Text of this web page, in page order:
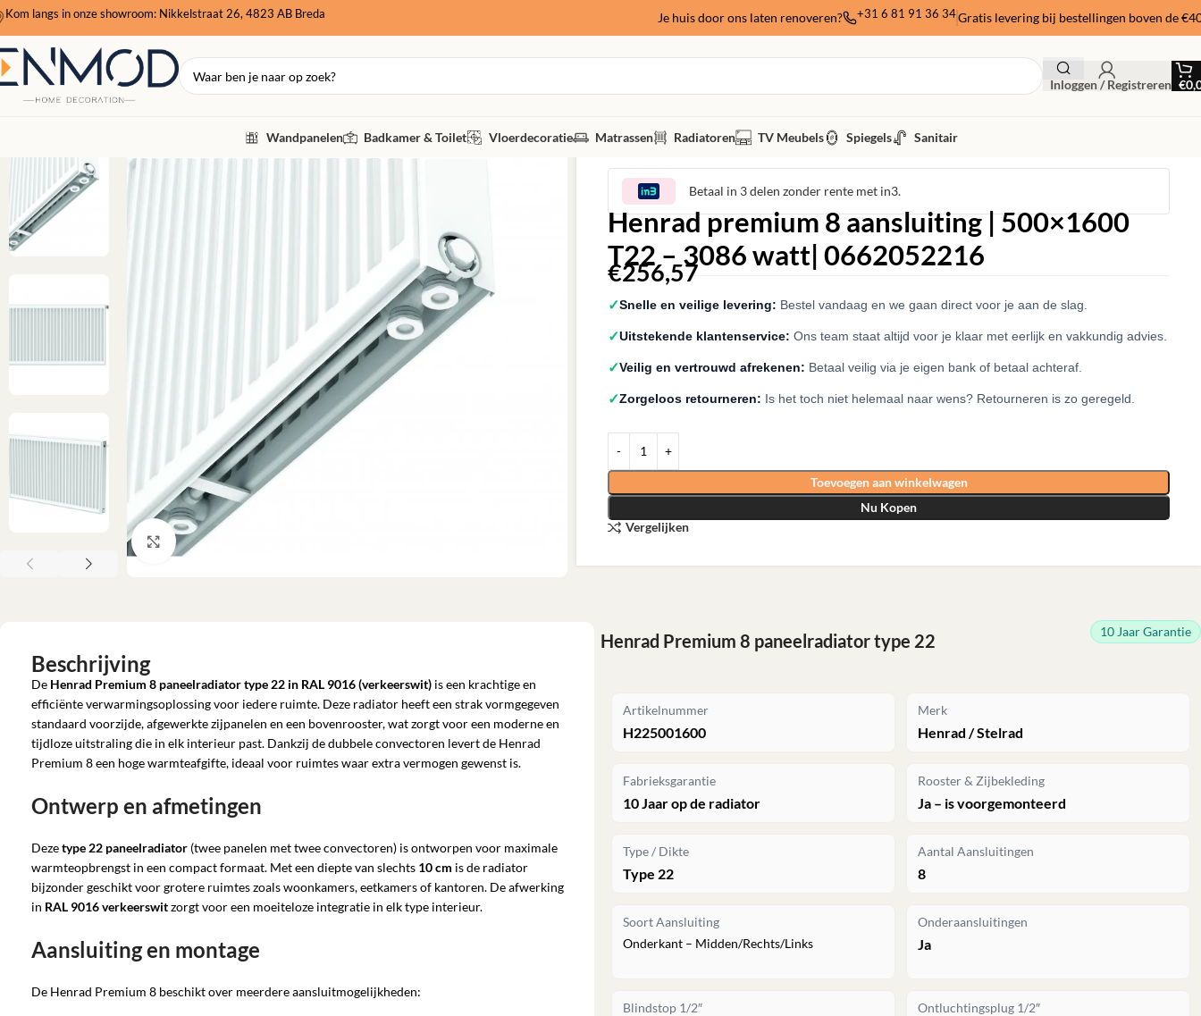
Kom langs in onze showroom: Nikkelstraat 26, 4823 AB Breda Je huis door ons laten renoveren? +31 6 81 91 36 34Gratis levering bij bestellingen boven de
Inloggen / Registreren €
Wandpanelen Badkamer & Toilet Vloerdecoratie Matrassen Radiatoren TV Meubels Spiegels Sanitair
Klik om te vergroten
Betaal in 3 delen zonder rente met in3.
Henrad premium 8 aansluiting | 500×1600
T22 – 3086 watt| 0662052216
€256,57
✓Snelle en veilige levering: Bestel vandaag en we gaan direct voor je aan de slag.
✓Uitstekende klantenservice: Ons team staat altijd voor je klaar met eerlijk en vakkundig advies.
✓Veilig en vertrouwd afrekenen: Betaal veilig via je eigen bank of betaal achteraf.
✓Zorgeloos retourneren: Is het toch niet helemaal naar wens? Retourneren is zo geregeld.
Toevoegen aan winkelwagen
Nu Kopen
Vergelijken
Beschrijving
De Henrad Premium 8 paneelradiator type 22 in RAL 9016 (verkeerswit) is een krachtige en
efficiënte verwarmingsoplossing voor iedere ruimte. Deze radiator heeft een strak vormgegeven
standaard voorzijde, afgewerkte zijpanelen en een bovenrooster, wat zorgt voor een moderne en
tijdloze uitstraling die in elk interieur past. Dankzij de dubbele convectoren levert de Henrad
Premium 8 een hoge warmteafgifte, ideaal voor ruimtes waar extra vermogen gewenst is.
Ontwerp en afmetingen
Dezetype 22 paneelradiator (twee panelen met twee convectoren) is ontworpen voor maximale
warmteopbrengst in een compact formaat. Met een diepte van slechts 10 cm is de radiator
bijzonder geschikt voor grotere ruimtes zoals woonkamers, eetkamers of kantoren. De afwerking
in RAL 9016 verkeerswitzorgt voor een moeiteloze integratie in elk type interieur.
Aansluiting en montage
De Henrad Premium 8 beschikt over meerdere aansluitmogelijkheden:
Henrad Premium 8 paneelradiator type 22 10 Jaar Garantie
Artikelnummer
H225001600
Merk
Henrad / Stelrad
Fabrieksgarantie
10 Jaar op de radiator
Rooster & Zijbekleding
Ja – is voorgemonteerd
Type / Dikte
Type 22
Aantal Aansluitingen
8
Soort Aansluiting
Onderkant – Midden/Rechts/Links
Onderaansluitingen
Ja
Blindstop 1/2″ Ontluchtingsplug 1/2″